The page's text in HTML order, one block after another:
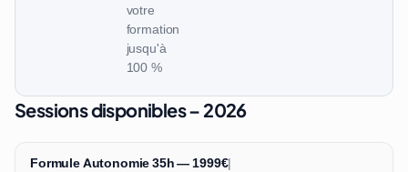
votre
formation
jusqu'à
100 %
Sessions disponibles – 2026
Formule Autonomie 35h — 1999€|